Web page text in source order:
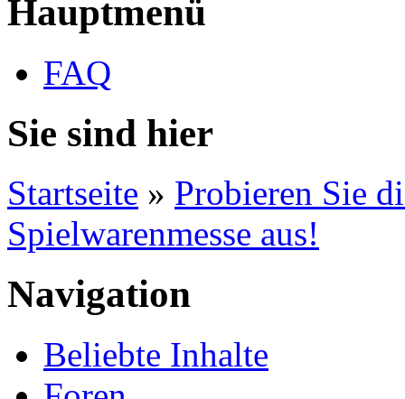
Hauptmenü
FAQ
Sie sind hier
Startseite » Probieren Sie
Spielwarenmesse aus!
Navigation
Beliebte Inhalte